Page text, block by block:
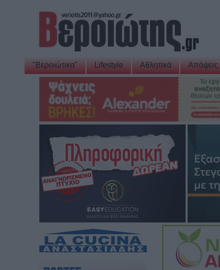
"Βεροιώτικα" Lifestyle Αθλητικά Απόψεις